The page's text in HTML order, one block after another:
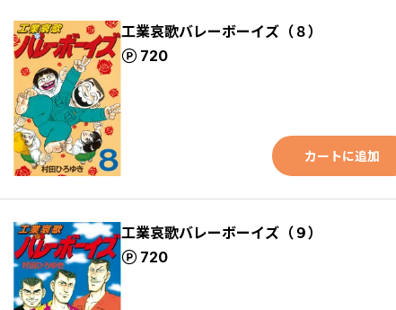
工業哀歌バレーボーイズ（８）
720
ポイント
カートに追加
工業哀歌バレーボーイズ（９）
720
ポイント